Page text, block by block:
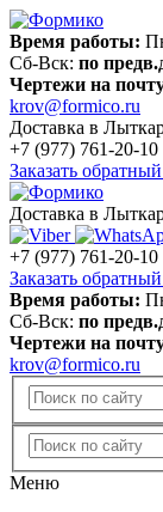
Время работы:
Сб-Вск: по
Чертежи на
krov@formico.ru
Доставка в
+7 (977) 761-20-10
Заказать
Доставка в
+7 (977) 761-20-10
Заказать
Время работы:
Сб-Вск: по
Чертежи на
krov@formico.ru
Меню